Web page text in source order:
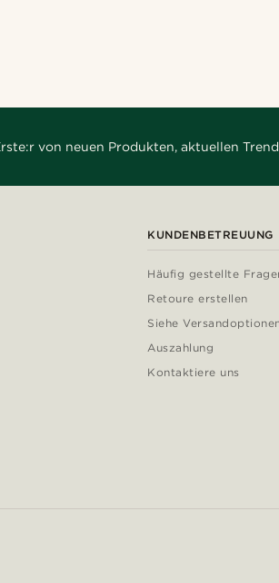
von neuen Produkten, aktuellen
KUNDENBETREUUNG
Häufig gestellte
Retoure erstellen
Siehe
Auszahlung
Kontaktiere uns